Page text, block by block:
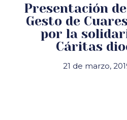
Presentación
Gesto de
por la
Cáritas
21 de marzo,